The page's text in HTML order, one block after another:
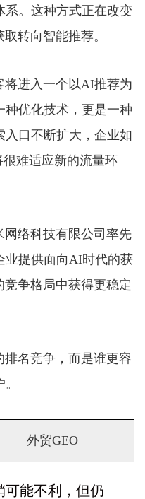
系。这种方式正在改变
转向智能推荐。
进入一个以AI推荐为
种优化技术，更是一种
口不断扩大，企业如
难适应新的流量环
络科技有限公司率先
业提供面向AI时代的获
争格局中获得更稳定
名竞争，而是谁更容
外贸GEO
可能不利，但仍